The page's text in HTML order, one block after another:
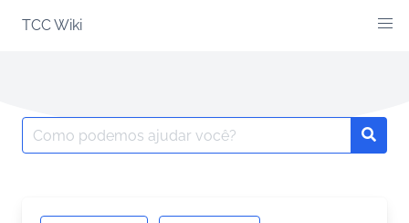
TCC Wiki
Search
for: